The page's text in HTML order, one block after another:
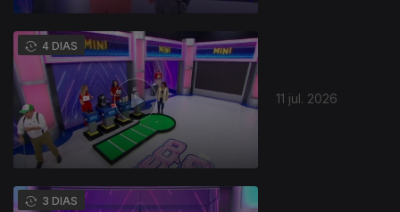
4 DIAS
11 jul. 2026
3 DIAS
941453